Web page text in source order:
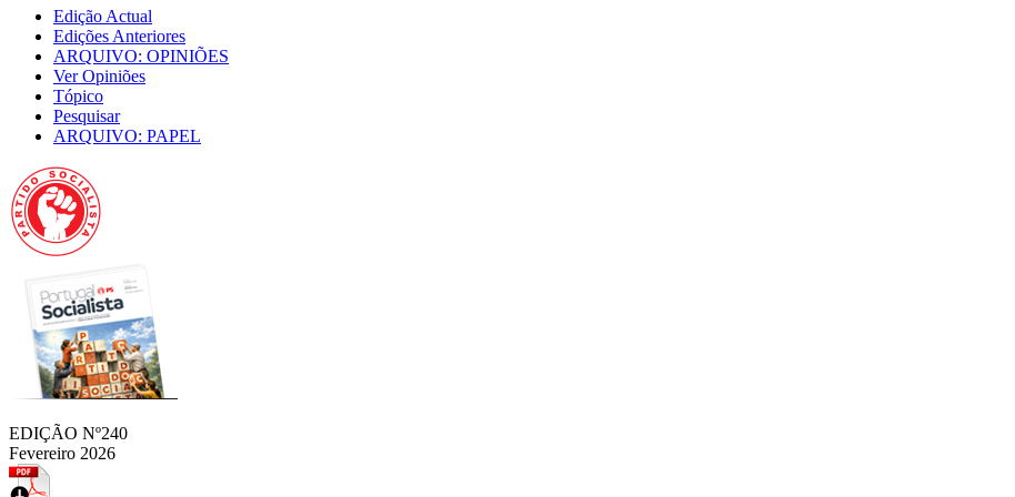
Edição Actual
Edições Anteriores
ARQUIVO: OPINIÕES
Ver Opiniões
Tópico
Pesquisar
ARQUIVO: PAPEL
EDIÇÃO Nº240
Fevereiro 2026